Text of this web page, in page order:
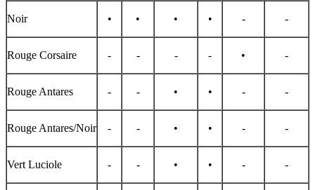
Noir • • • • - -
Rouge Corsaire - - - - • -
Rouge Antares - - • • - -
Rouge Antares/Noir - - • • - -
Vert Luciole - - • • - -